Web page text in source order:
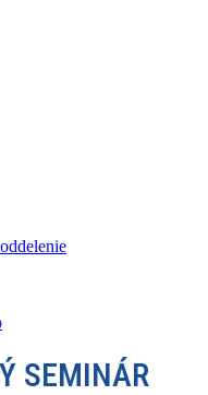
SEMINÁR